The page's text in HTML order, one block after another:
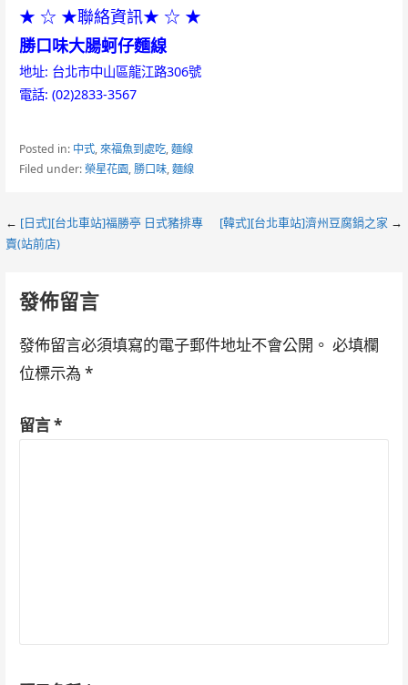
★ ☆ ★聯絡資訊★ ☆ ★
勝口味大腸蚵仔麵線
地址: 台北市中山區龍江路306號
電話: (02)2833-3567
Posted in: 中式,來福魚到處吃,麵線
Filed under:榮星花園,勝口味,麵線
Post
← [日式][台北車站]福勝亭 日式豬排專
賣(站前店)
[韓式][台北車站]濟州豆腐鍋之家 →
發佈留言
發佈留言必須填寫的電子郵件地址不會公開。 必填欄
位標示為 *
留言*